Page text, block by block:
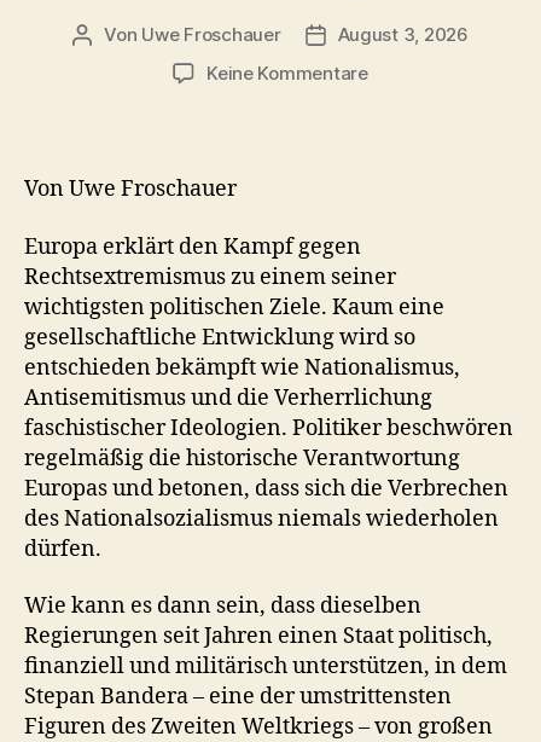
Beitragsautor
Von Uwe Froschauer Beitragsdatum
August 3, 2026
Keine Kommentarezu
Glaubwürdigkeit
beschädigt
Von Uwe Froschauer
Europa erklärt den Kampf gegen
Rechtsextremismus zu einem seiner
wichtigsten politischen Ziele. Kaum eine
gesellschaftliche Entwicklung wird so
entschieden bekämpft wie Nationalismus,
Antisemitismus und die Verherrlichung
faschistischer Ideologien. Politiker beschwören
regelmäßig die historische Verantwortung
Europas und betonen, dass sich die Verbrechen
des Nationalsozialismus niemals wiederholen
dürfen.
Wie kann es dann sein, dass dieselben
Regierungen seit Jahren einen Staat politisch,
finanziell und militärisch unterstützen, in dem
Stepan Bandera – eine der umstrittensten
Figuren des Zweiten Weltkriegs – von großen